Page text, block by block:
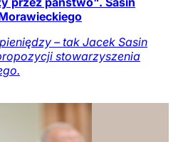
– tak Jacek Sasin
stowarzyszenia